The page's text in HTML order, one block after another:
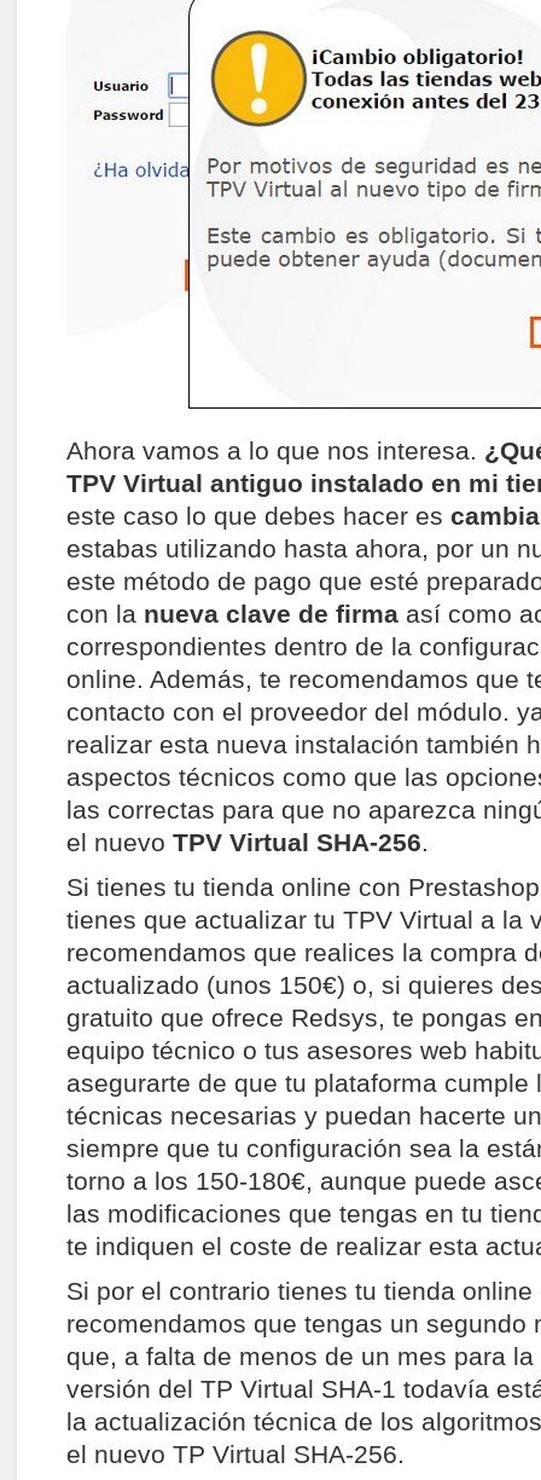
Ahora vamos a lo que nos interesa.
TPV Virtual antiguo instalado en mi
este caso lo que debes hacer es
estabas utilizando hasta ahora, por un
este método de pago que esté
con la nueva clave de firma así como
correspondientes dentro de la
online. Además, te recomendamos que
contacto con el proveedor del módulo.
realizar esta nueva instalación también
aspectos técnicos como que las
las correctas para que no aparezca
el nuevo TPV Virtual SHA-256.
Si tienes tu tienda online con
tienes que actualizar tu TPV Virtual a la
recomendamos que realices la compra
actualizado (unos 150€) o, si quieres
gratuito que ofrece Redsys, te pongas
equipo técnico o tus asesores web
asegurarte de que tu plataforma cumple
técnicas necesarias y puedan hacerte
siempre que tu configuración sea la
torno a los 150-180€, aunque puede
las modificaciones que tengas en tu
te indiquen el coste de realizar esta
Si por el contrario tienes tu tienda
recomendamos que tengas un segundo
que, a falta de menos de un mes para
versión del TP Virtual SHA-1 todavía
la actualización técnica de los
el nuevo TP Virtual SHA-256.